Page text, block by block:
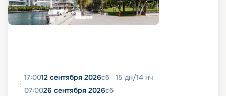
17:0012 сентября 2026сб 15 дн/14 нч
07:0026 сентября 2026сб